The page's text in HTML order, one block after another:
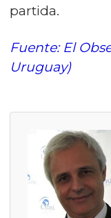
partida.
Fuente: El
Uruguay)